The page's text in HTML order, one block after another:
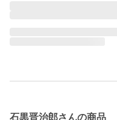
石黒晋治郎さんの商品